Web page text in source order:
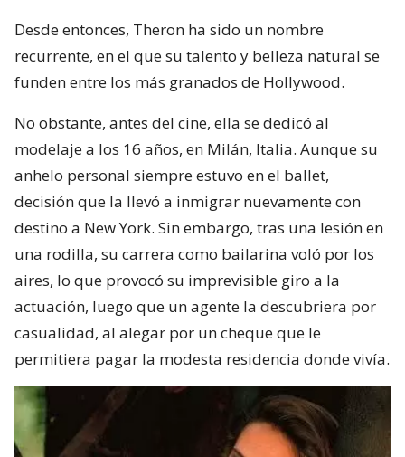
Desde entonces, Theron ha sido un nombre
recurrente, en el que su talento y belleza natural se
funden entre los más granados de Hollywood.
No obstante, antes del cine, ella se dedicó al
modelaje a los 16 años, en Milán, Italia. Aunque su
anhelo personal siempre estuvo en el ballet,
decisión que la llevó a inmigrar nuevamente con
destino a New York. Sin embargo, tras una lesión en
una rodilla, su carrera como bailarina voló por los
aires, lo que provocó su imprevisible giro a la
actuación, luego que un agente la descubriera por
casualidad, al alegar por un cheque que le
permitiera pagar la modesta residencia donde vivía.